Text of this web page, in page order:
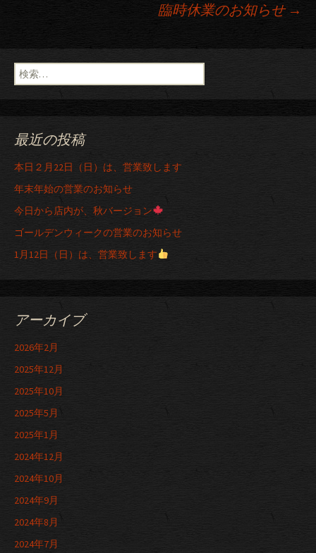
臨時休業のお知らせ →
検索:
最近の投稿
本日２月22日（日）は、営業致します
年末年始の営業のお知らせ
今日から店内が、秋バージョン
ゴールデンウィークの営業のお知らせ
1月12日（日）は、営業致します
アーカイブ
2026年2月
2025年12月
2025年10月
2025年5月
2025年1月
2024年12月
2024年10月
2024年9月
2024年8月
2024年7月